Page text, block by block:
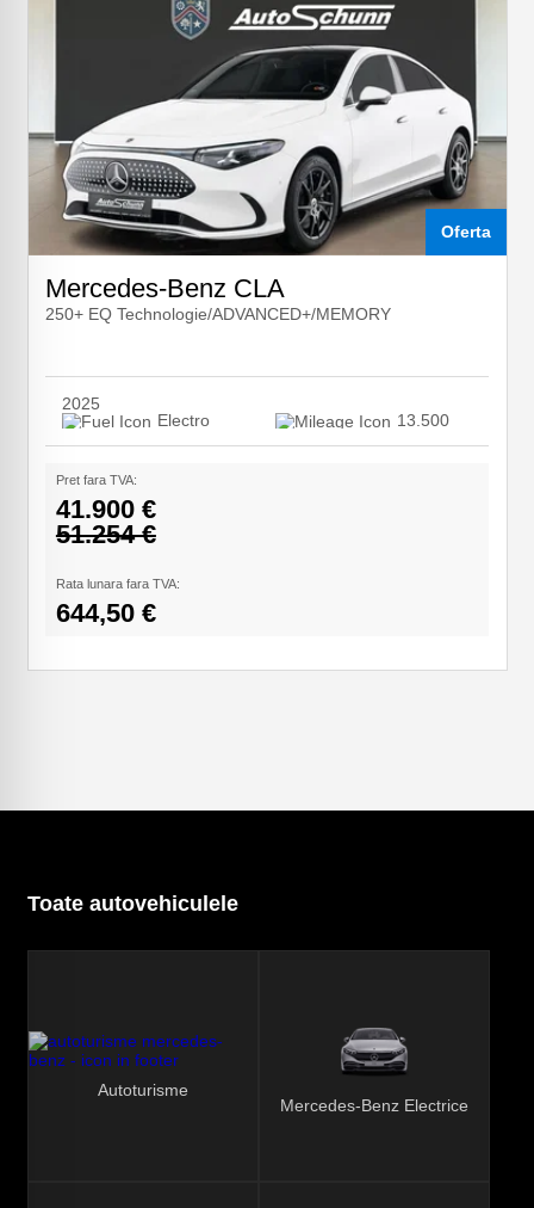
Oferta
Mercedes-Benz CLA
250+ EQ Technologie/ADVANCED+/MEMORY
2025
13.500
Electro
Pret fara TVA:
41.900 €
51.254 €
Rata lunara fara TVA:
644,50 €
Toate autovehiculele
Autoturisme
Mercedes-Benz Electrice